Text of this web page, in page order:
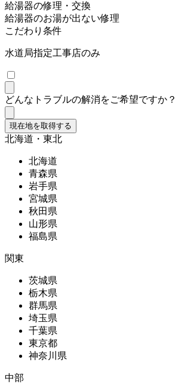
給湯器の修理・交換
給湯器のお湯が出ない修理
こだわり条件
水道局指定工事店のみ
どんなトラブルの解消をご希望ですか？
現在地を取得する
北海道・東北
北海道
青森県
岩手県
宮城県
秋田県
山形県
福島県
関東
茨城県
栃木県
群馬県
埼玉県
千葉県
東京都
神奈川県
中部